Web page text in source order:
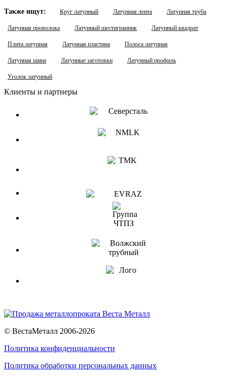
Также ищут: Круг латунный Латунная лента Латунная труба
Латунная проволока Латунный шестигранник Латунный квадрат
Плита латунная Латунная пластина Полоса латунная
Латунная шина Латунные заготовки Латунный профиль
Уголок латунный
Клиенты и партнеры
© ВестаМеталл 2006-2026
Политика конфиденциальности
Политика обработки персональных данных